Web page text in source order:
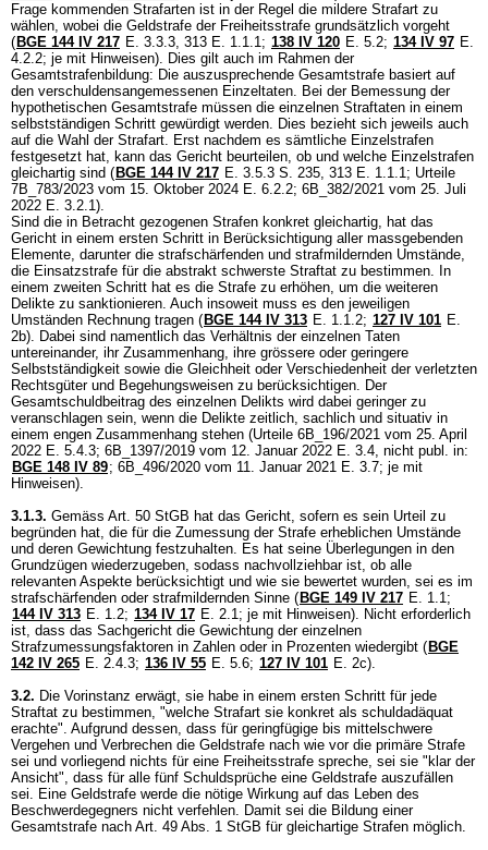
Frage kommenden Strafarten ist in der Regel die mildere Strafart zu
wählen, wobei die Geldstrafe der Freiheitsstrafe grundsätzlich vorgeht
( BGE 144 IV 217 E. 3.3.3, 313 E. 1.1.1; 138 IV 120 E. 5.2; 134 IV 97 E.
4.2.2; je mit Hinweisen). Dies gilt auch im Rahmen der
Gesamtstrafenbildung: Die auszusprechende Gesamtstrafe basiert auf
den verschuldensangemessenen Einzeltaten. Bei der Bemessung der
hypothetischen Gesamtstrafe müssen die einzelnen Straftaten in einem
selbstständigen Schritt gewürdigt werden. Dies bezieht sich jeweils auch
auf die Wahl der Strafart. Erst nachdem es sämtliche Einzelstrafen
festgesetzt hat, kann das Gericht beurteilen, ob und welche Einzelstrafen
gleichartig sind ( BGE 144 IV 217 E. 3.5.3 S. 235, 313 E. 1.1.1; Urteile
7B_783/2023 vom 15. Oktober 2024 E. 6.2.2; 6B_382/2021 vom 25. Juli
2022 E. 3.2.1).
Sind die in Betracht gezogenen Strafen konkret gleichartig, hat das
Gericht in einem ersten Schritt in Berücksichtigung aller massgebenden
Elemente, darunter die strafschärfenden und strafmildernden Umstände,
die Einsatzstrafe für die abstrakt schwerste Straftat zu bestimmen. In
einem zweiten Schritt hat es die Strafe zu erhöhen, um die weiteren
Delikte zu sanktionieren. Auch insoweit muss es den jeweiligen
Umständen Rechnung tragen ( BGE 144 IV 313 E. 1.1.2; 127 IV 101 E.
2b). Dabei sind namentlich das Verhältnis der einzelnen Taten
untereinander, ihr Zusammenhang, ihre grössere oder geringere
Selbstständigkeit sowie die Gleichheit oder Verschiedenheit der verletzten
Rechtsgüter und Begehungsweisen zu berücksichtigen. Der
Gesamtschuldbeitrag des einzelnen Delikts wird dabei geringer zu
veranschlagen sein, wenn die Delikte zeitlich, sachlich und situativ in
einem engen Zusammenhang stehen (Urteile 6B_196/2021 vom 25. April
2022 E. 5.4.3; 6B_1397/2019 vom 12. Januar 2022 E. 3.4, nicht publ. in:
BGE 148 IV 89; 6B_496/2020 vom 11. Januar 2021 E. 3.7; je mit
Hinweisen).
3.1.3. Gemäss Art. 50 StGB hat das Gericht, sofern es sein Urteil zu
begründen hat, die für die Zumessung der Strafe erheblichen Umstände
und deren Gewichtung festzuhalten. Es hat seine Überlegungen in den
Grundzügen wiederzugeben, sodass nachvollziehbar ist, ob alle
relevanten Aspekte berücksichtigt und wie sie bewertet wurden, sei es im
strafschärfenden oder strafmildernden Sinne ( BGE 149 IV 217 E. 1.1;
144 IV 313 E. 1.2; 134 IV 17 E. 2.1; je mit Hinweisen). Nicht erforderlich
ist, dass das Sachgericht die Gewichtung der einzelnen
Strafzumessungsfaktoren in Zahlen oder in Prozenten wiedergibt ( BGE
142 IV 265 E. 2.4.3; 136 IV 55 E. 5.6; 127 IV 101 E. 2c).
3.2. Die Vorinstanz erwägt, sie habe in einem ersten Schritt für jede
Straftat zu bestimmen, "welche Strafart sie konkret als schuldadäquat
erachte". Aufgrund dessen, dass für geringfügige bis mittelschwere
Vergehen und Verbrechen die Geldstrafe nach wie vor die primäre Strafe
sei und vorliegend nichts für eine Freiheitsstrafe spreche, sei sie "klar der
Ansicht", dass für alle fünf Schuldsprüche eine Geldstrafe auszufällen
sei. Eine Geldstrafe werde die nötige Wirkung auf das Leben des
Beschwerdegegners nicht verfehlen. Damit sei die Bildung einer
Gesamtstrafe nach Art. 49 Abs. 1 StGB für gleichartige Strafen möglich.